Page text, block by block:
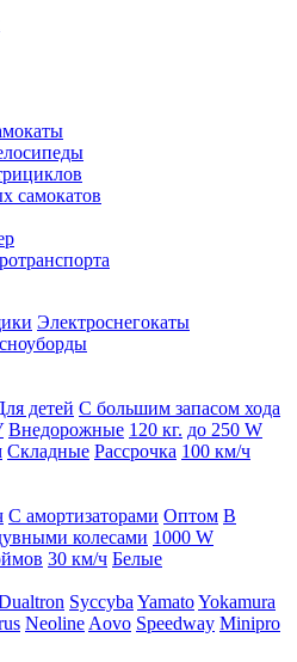
самокатов
Электроснегокаты
детей С большим запасом хода
Внедорожные 120 кг. до 250 W
Складные Рассрочка 100 км/ч
С амортизаторами Оптом В
колесами 1000 W
30 км/ч Белые
Syccyba YamatoYokamura
Neoline Aovo Speedway Minipro